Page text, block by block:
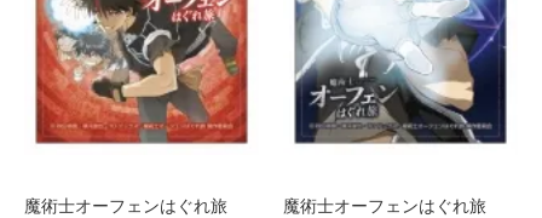
魔術士オーフェンはぐれ旅
魔術士オーフェンはぐれ旅